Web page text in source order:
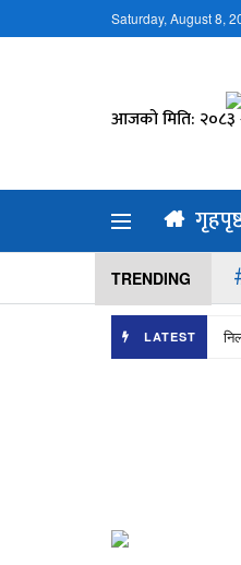
Saturday, August 8,
आजको मिति: २०८३
TRENDING
LATEST